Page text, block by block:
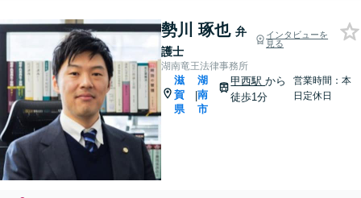
勢川 琢也 弁
護士
インタビューを
見る
湖南竜王法律事務所
滋
賀
県
|
湖
南
市
甲西駅から
徒歩1分
営業時間：本
日定休日